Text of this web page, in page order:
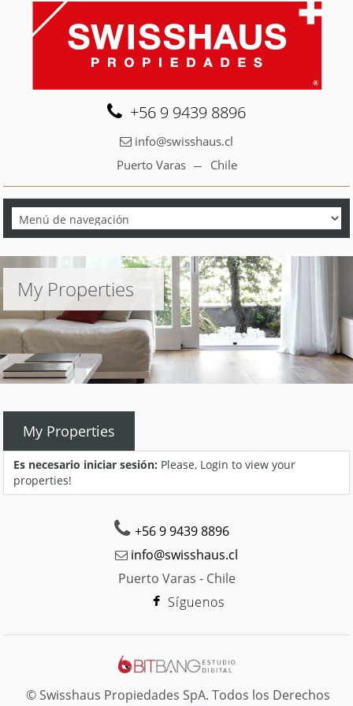
info@swisshaus.cl
Puerto Varas
Chile
+56 9 9439 8896
My Properties
My Properties
Es necesario iniciar sesión: Please, Login to view your
properties!
info@swisshaus.cl
+56 9 9439 8896
Puerto Varas - Chile
Síguenos
© Swisshaus Propiedades SpA. Todos los Derechos